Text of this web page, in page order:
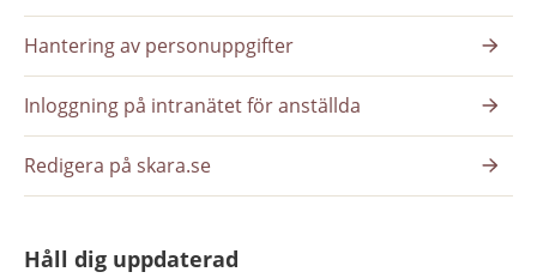
Hantering av personuppgifter
Inloggning på intranätet för anställda
Redigera på skara.se
Håll dig uppdaterad